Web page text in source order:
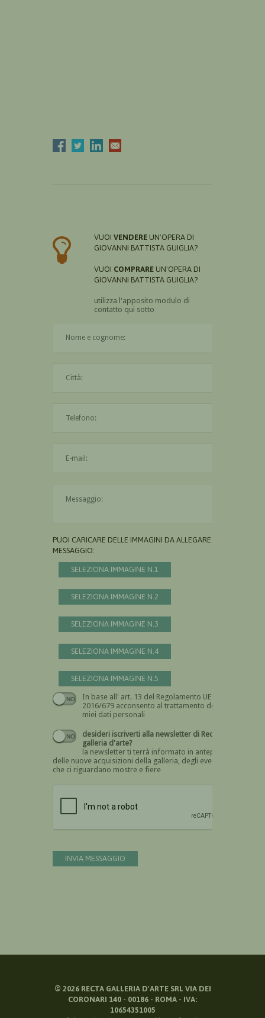
VUOI VENDERE UN'OPERA DI
GIOVANNI BATTISTA GUIGLIA?
VUOI COMPRARE UN'OPERA DI
GIOVANNI BATTISTA GUIGLIA?
utilizza l'apposito modulo di
contatto qui sotto
PUOI CARICARE DELLE IMMAGINI DA ALLEGARE AL
MESSAGGIO:
SELEZIONA IMMAGINE N.1
SELEZIONA IMMAGINE N.2
SELEZIONA IMMAGINE N.3
SELEZIONA IMMAGINE N.4
SELEZIONA IMMAGINE N.5
In base all' art. 13 del Regolamento UE n.
2016/679 acconsento al trattamento dei
miei dati personali
Devi dare il consenso
desideri iscriverti alla newsletter di Recta
galleria d'arte?
la newsletter ti terrà informato in anteprima
delle nuove acquisizioni della galleria, degli eventi
che ci riguardano mostre e fiere
INVIA MESSAGGIO
© 2026RECTA GALLERIA D'ARTE SRL VIA DEI
CORONARI 140 - 00186 - ROMA - IVA:
10654351005